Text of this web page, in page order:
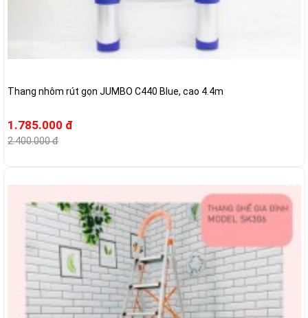
Thang nhôm rút gọn JUMBO C440 Blue, cao 4.4m
1.785.000 đ
2.400.000 đ